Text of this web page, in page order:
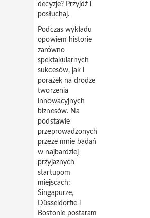
decyzje? Przyjdź i
posłuchaj.
Podczas wykładu
opowiem historie
zarówno
spektakularnych
sukcesów, jak i
porażek na drodze
tworzenia
innowacyjnych
biznesów. Na
podstawie
przeprowadzonych
przeze mnie badań
w najbardziej
przyjaznych
startupom
miejscach:
Singapurze,
Düsseldorfie i
Bostonie postaram